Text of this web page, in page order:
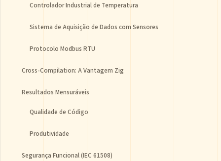
Controlador Industrial de Temperatura
Sistema de Aquisição de Dados com Sensores
Protocolo Modbus RTU
Cross-Compilation: A Vantagem Zig
Resultados Mensuráveis
Qualidade de Código
Produtividade
Segurança Funcional (IEC 61508)